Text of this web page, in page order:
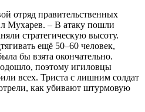
отряд правительственных
Мухарев. – В атаку пошли
стратегическую высоту.
ещё 50–60 человек,
бы взята окончательно.
поэтому игиловцы
всех. Триста с лишним солдат
как убивают штурмовую